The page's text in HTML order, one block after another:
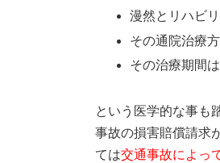
漫然とリハビ
その通院治療
その治療期間
という医学的な事も
事故の損害賠償請求
ては交通事故によっ